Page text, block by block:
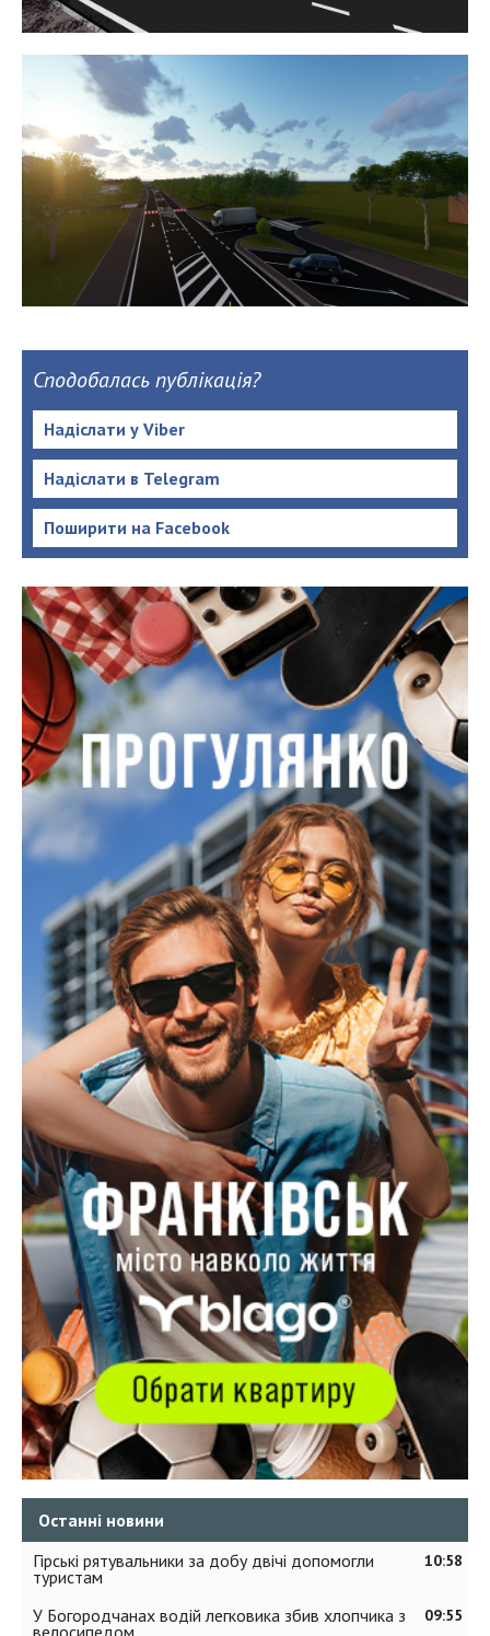
Сподобалась публікація?
Надіслати у Viber
Надіслати в Telegram
Поширити на Facebook
Останні новини
10:58
Гірські рятувальники за добу двічі допомогли
туристам
09:55
У Богородчанах водій легковика збив хлопчика з
велосипедом